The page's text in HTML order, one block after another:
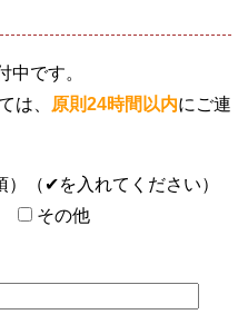
中です。
は、
原則24時間以内にご連
（✔を入れてください）
その他